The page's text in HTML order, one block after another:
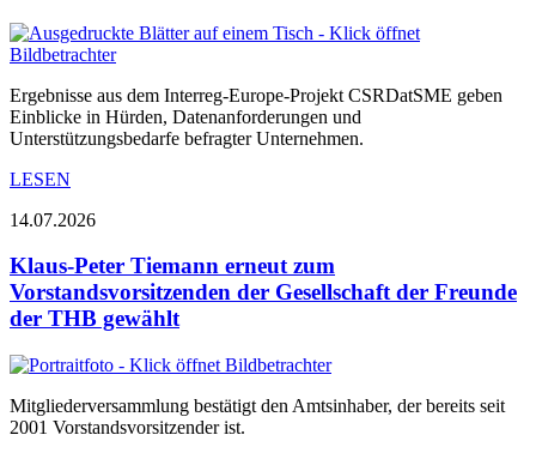
Ergebnisse aus dem Interreg-Europe-Projekt CSRDatSME geben
Einblicke in Hürden, Datenanforderungen und
Unterstützungsbedarfe befragter Unternehmen.
LESEN
14.07.2026
Klaus-Peter Tiemann erneut zum
Vorstandsvorsitzenden der Gesellschaft der Freunde
der THB gewählt
Mitgliederversammlung bestätigt den Amtsinhaber, der bereits seit
2001 Vorstandsvorsitzender ist.